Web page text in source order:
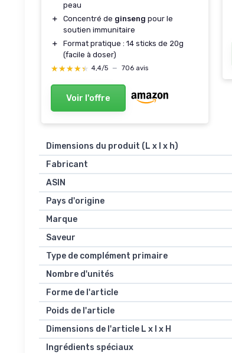
peau
＋
Concentré de ginseng pour le
soutien immunitaire
＋
Format pratique : 14 sticks de 20g
(facile à doser)
★★★★★
★★★★★ 4,4/5 — 706 avis
Voir l'offre
Dimensions du produit (L x l x h)
Fabricant
ASIN
Pays d'origine
Marque
Saveur
Type de complément primaire
Nombre d'unités
Forme de l'article
Poids de l'article
Dimensions de l'article L x l x H
Ingrédients spéciaux